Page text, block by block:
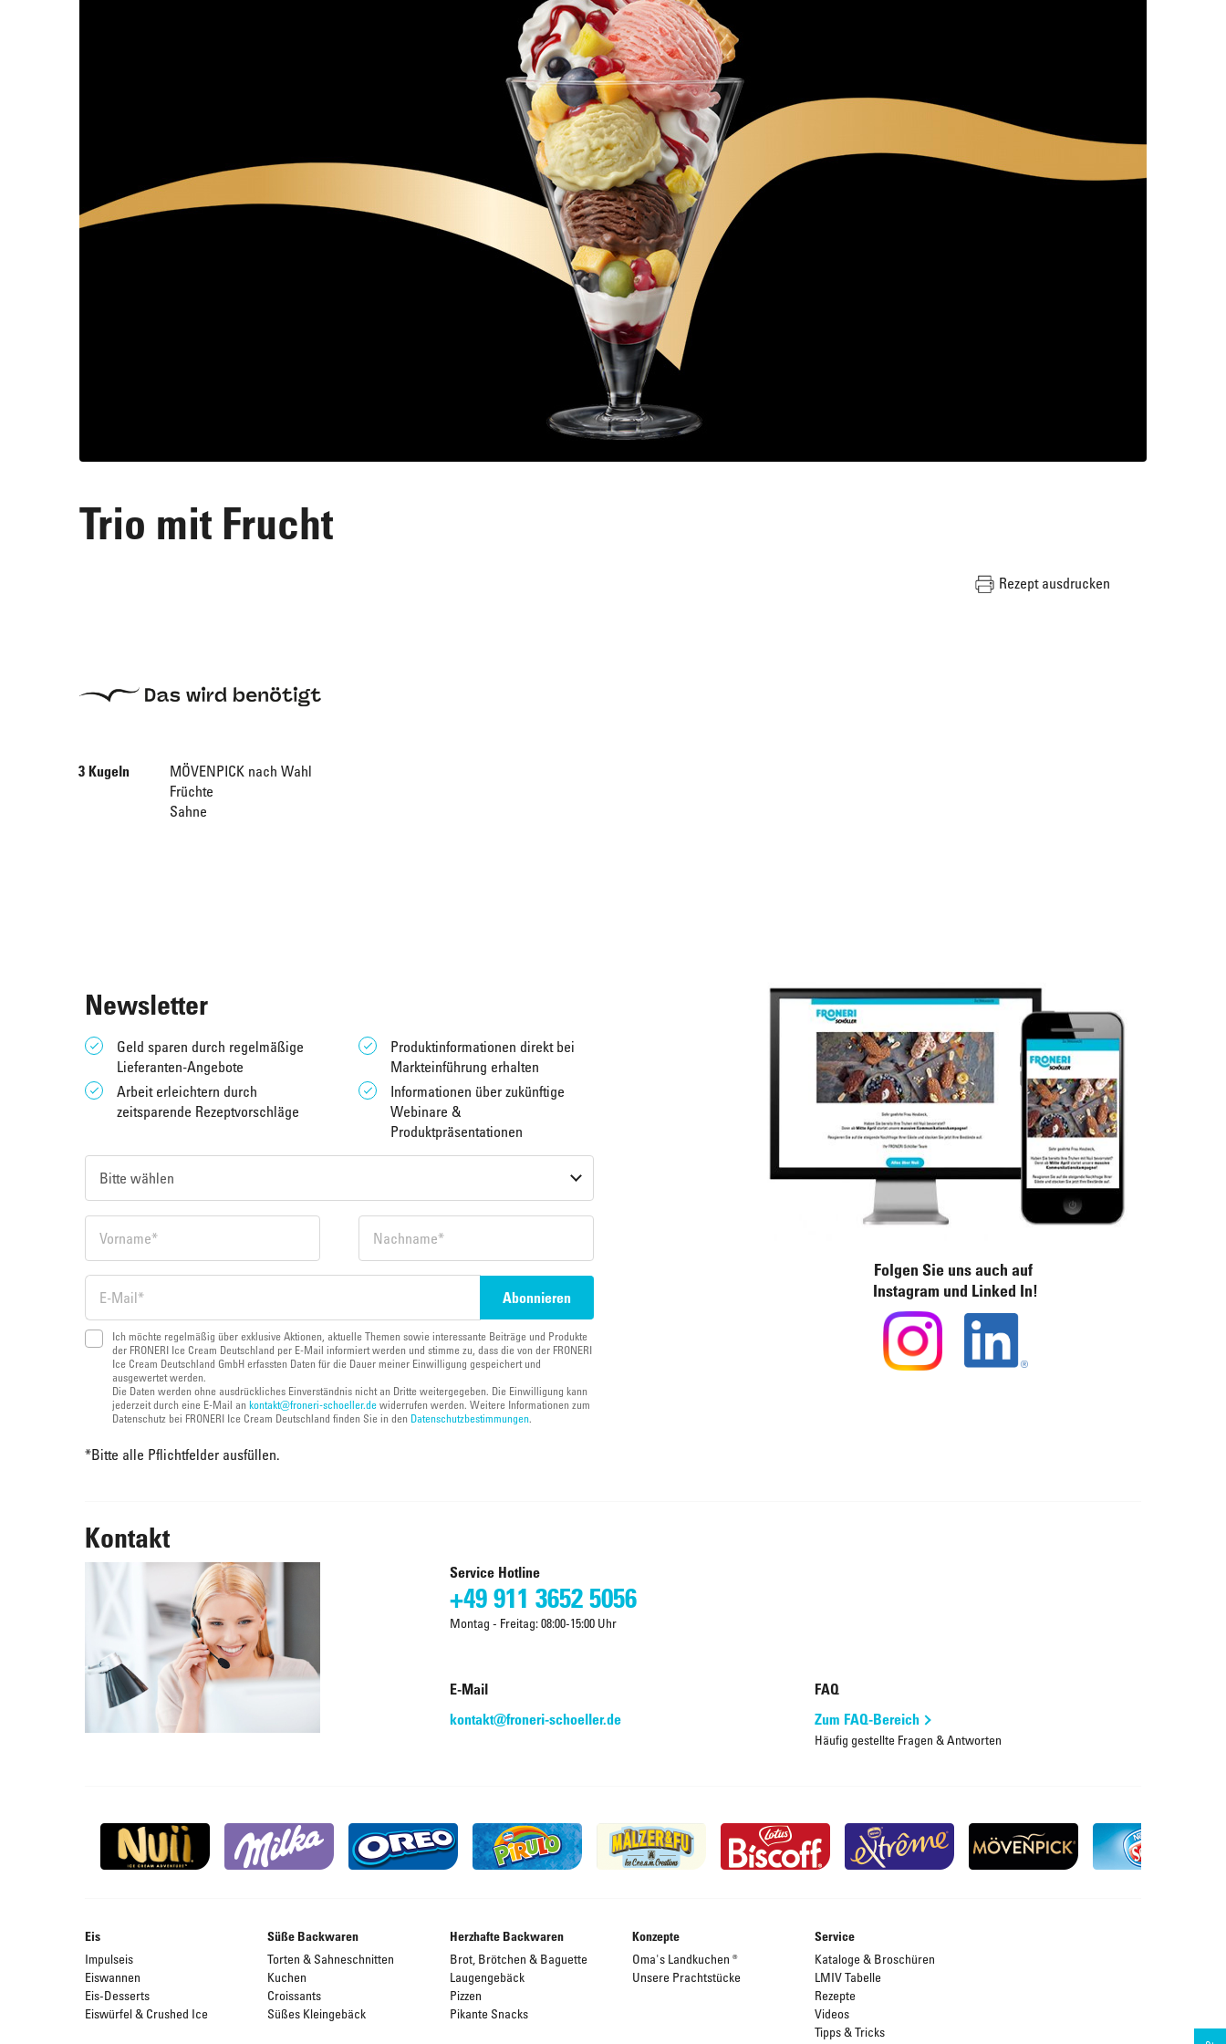
Trio mit Frucht
Rezept ausdrucken
3 Kugeln
MÖVENPICK nach Wahl
Früchte
Sahne
Newsletter
Geld sparen durch regelmäßige
Lieferanten-Angebote
Produktinformationen direkt bei
Markteinführung erhalten
Arbeit erleichtern durch
zeitsparende Rezeptvorschläge
Informationen über zukünftige
Webinare &
Produktpräsentationen
Ich möchte regelmäßig über exklusive Aktionen, aktuelle Themen sowie interessante Beiträge und Produkte
der FRONERI Ice Cream Deutschland per E-Mail informiert werden und stimme zu, dass die von der FRONERI
Ice Cream Deutschland GmbH erfassten Daten für die Dauer meiner Einwilligung gespeichert und
ausgewertet werden.
Die Daten werden ohne ausdrückliches Einverständnis nicht an Dritte weitergegeben. Die Einwilligung kann
jederzeit durch eine E-Mail an kontakt@froneri-schoeller.dewiderrufen werden. Weitere Informationen zum
Datenschutz bei FRONERI Ice Cream Deutschland finden Sie in den Datenschutzbestimmungen.
*Bitte alle Pflichtfelder ausfüllen.
Folgen Sie uns auch auf
Instagram und Linked In!
Kontakt
Service Hotline
+49 911 3652 5056
Montag - Freitag: 08:00-15:00 Uhr
E-Mail
kontakt@froneri-schoeller.de
FAQ
Zum FAQ-Bereich
Häufig gestellte Fragen & Antworten
Eis
Impulseis
Eiswannen
Eis-Desserts
Eiswürfel & Crushed Ice
Süße Backwaren
Torten & Sahneschnitten
Kuchen
Croissants
Süßes Kleingebäck
Herzhafte Backwaren
Brot, Brötchen & Baguette
Laugengebäck
Pizzen
Pikante Snacks
Konzepte
Oma's Landkuchen ®
Unsere Prachtstücke
Service
Kataloge & Broschüren
LMIV Tabelle
Rezepte
Videos
Tipps & Tricks